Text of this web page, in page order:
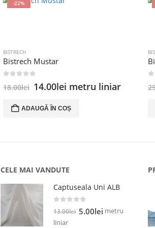
-22%
BISTRECH
Bistrech Mustar
18.00lei Prețul
a
fost:
14.00lei Prețul
este:
14.00lei.
metru liniar
ADAUGĂ ÎN COȘ
CELE MAI VANDUTE
Captuseala Uni ALB
13.00lei Prețul
5.00lei Prețul
metru
liniar